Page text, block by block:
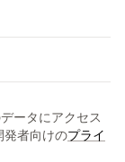
ータにアクセス
発者向けのプライ